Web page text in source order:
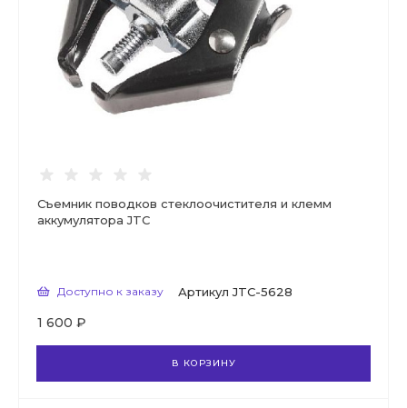
Съемник поводков стеклоочистителя и клемм
аккумулятора JTC
Доступно к заказу Артикул JTC-5628
1 600 ₽
В КОРЗИНУ